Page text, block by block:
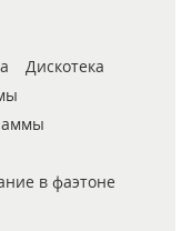
Дискотека
в фаэтоне